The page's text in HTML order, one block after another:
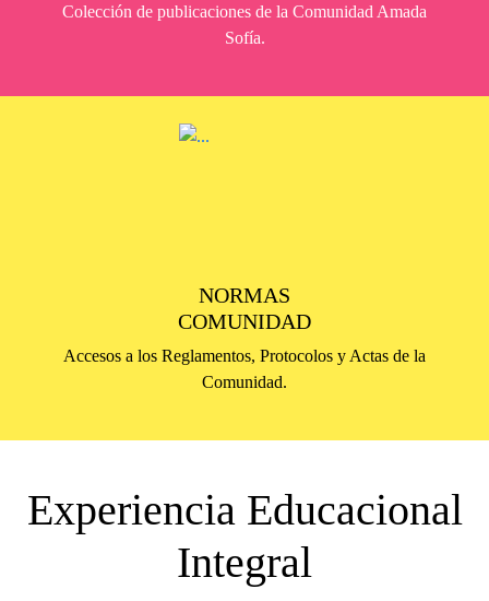
Colección de publicaciones de la Comunidad Amada
Sofía.
NORMAS
COMUNIDAD
Accesos a los Reglamentos, Protocolos y Actas de la
Comunidad.
Experiencia Educacional
Integral